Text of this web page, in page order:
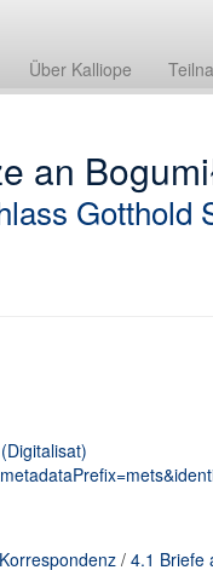
Über Kalliope
an
Gotthold
/ 4.1 Briefe